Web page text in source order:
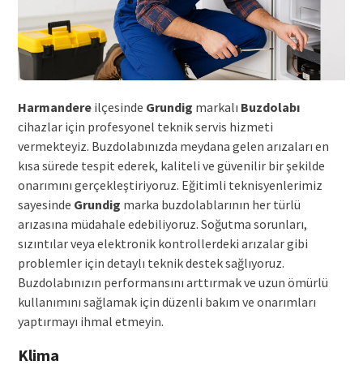
Harmandereilçesinde Grundig markalı Buzdolabı
cihazlar için profesyonel teknik servis hizmeti
vermekteyiz. Buzdolabınızda meydana gelen arızaları en
kısa sürede tespit ederek, kaliteli ve güvenilir bir şekilde
onarımını gerçekleştiriyoruz. Eğitimli teknisyenlerimiz
sayesinde Grundig marka buzdolablarının her türlü
arızasına müdahale edebiliyoruz. Soğutma sorunları,
sızıntılar veya elektronik kontrollerdeki arızalar gibi
problemler için detaylı teknik destek sağlıyoruz.
Buzdolabınızın performansını arttırmak ve uzun ömürlü
kullanımını sağlamak için düzenli bakım ve onarımları
yaptırmayı ihmal etmeyin.
Klima